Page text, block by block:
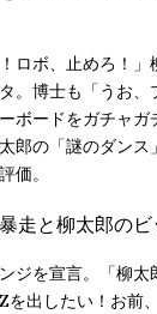
ロボ、止めろ！
。博士も「うお、
ボードをガチャガ
郎の「謎のダン
価。
走と柳太郎のビ
ジを宣言。「柳太
を出したい！お前